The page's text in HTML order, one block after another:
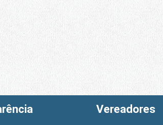
Vereadores